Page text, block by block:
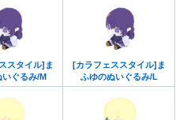
スタイル]ま
ぐるみ/M
[カラフェススタイル]ま
ふゆのぬいぐるみ/L